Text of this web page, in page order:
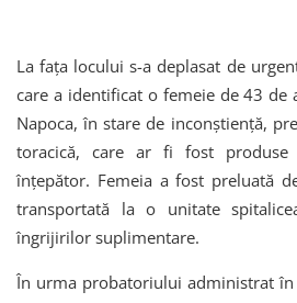
La fața locului s-a deplasat de
care a identificat o femeie de 43
Napoca, în stare de inconștiență,
toracică, care ar fi fost
înțepător. Femeia a fost preluată
transportată la o unitate
îngrijirilor suplimentare.
În urma probatoriului administrat în